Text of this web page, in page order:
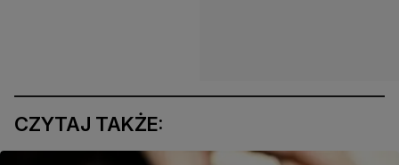
CZYTAJ TAKŻE: